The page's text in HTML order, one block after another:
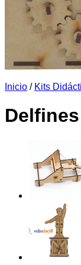
Inicio / Kits